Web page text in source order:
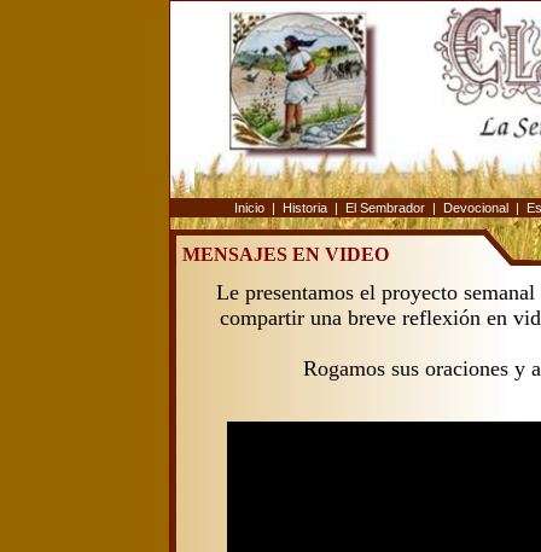
Inicio | Historia | El Sembrador | Devocional |
MENSAJES EN VIDEO
Le presentamos el proyecto
compartir una breve reflexión en
Rogamos sus oraciones y